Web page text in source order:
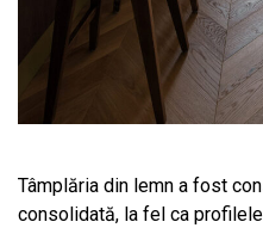
Tâmplăria din lemn a fost
consolidată, la fel ca